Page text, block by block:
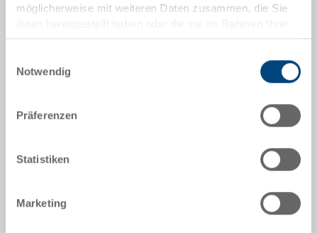
möglicherweise mit weiteren Daten zusammen, die Sie
Nutzung der Dienste gesammelt haben.
Notwendig
Präferenzen
Statistiken
Marketing
80-991-3 EL
Aussenmasse: